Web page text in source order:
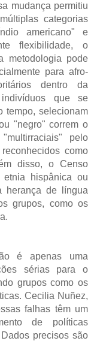
mudança permitiu
categorias
americano" e
flexibilidade, o
metodologia pode
para afro-
dentro da
que se
tempo, selecionam
"negro" correm o
pelo
como
disso, o Censo
hispânica ou
herança de língua
grupos, como os
é apenas uma
sérias para o
grupos como os
Cecilia Nuñez,
falhas têm um
de políticas
precisos são